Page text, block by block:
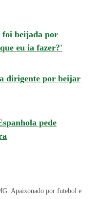
foi beijada por
eu ia fazer?'
dirigente por beijar
pede
Apaixonado por futebol e